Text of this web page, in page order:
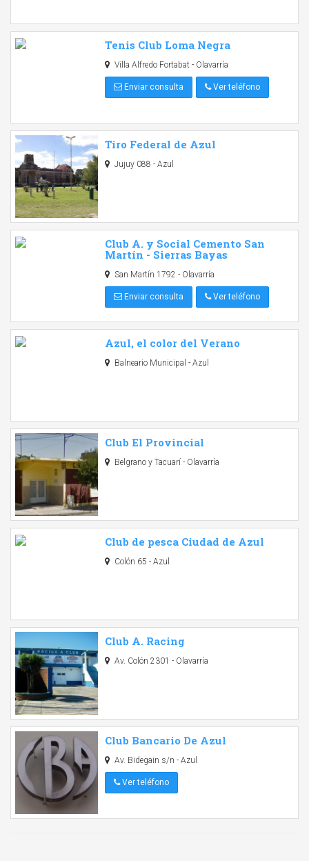
Tenis Club Loma Negra
Villa Alfredo Fortabat - Olavarría
Enviar consulta Ver teléfono
Tiro Federal de Azul
Jujuy 088 - Azul
Club A. y Social Cemento San
Martín - Sierras Bayas
San Martín 1792 - Olavarría
Enviar consulta Ver teléfono
Azul, el color del Verano
Balneario Municipal - Azul
Club El Provincial
Belgrano y Tacuarí - Olavarría
Club de pesca Ciudad de Azul
Colón 65 - Azul
Club A. Racing
Av. Colón 2301 - Olavarría
Club Bancario De Azul
Av. Bidegain s/n - Azul
Ver teléfono